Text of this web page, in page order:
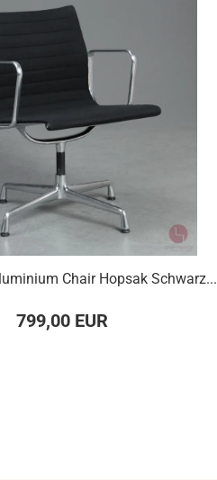
Chair Hopsak Schwarz...
799,00 EUR